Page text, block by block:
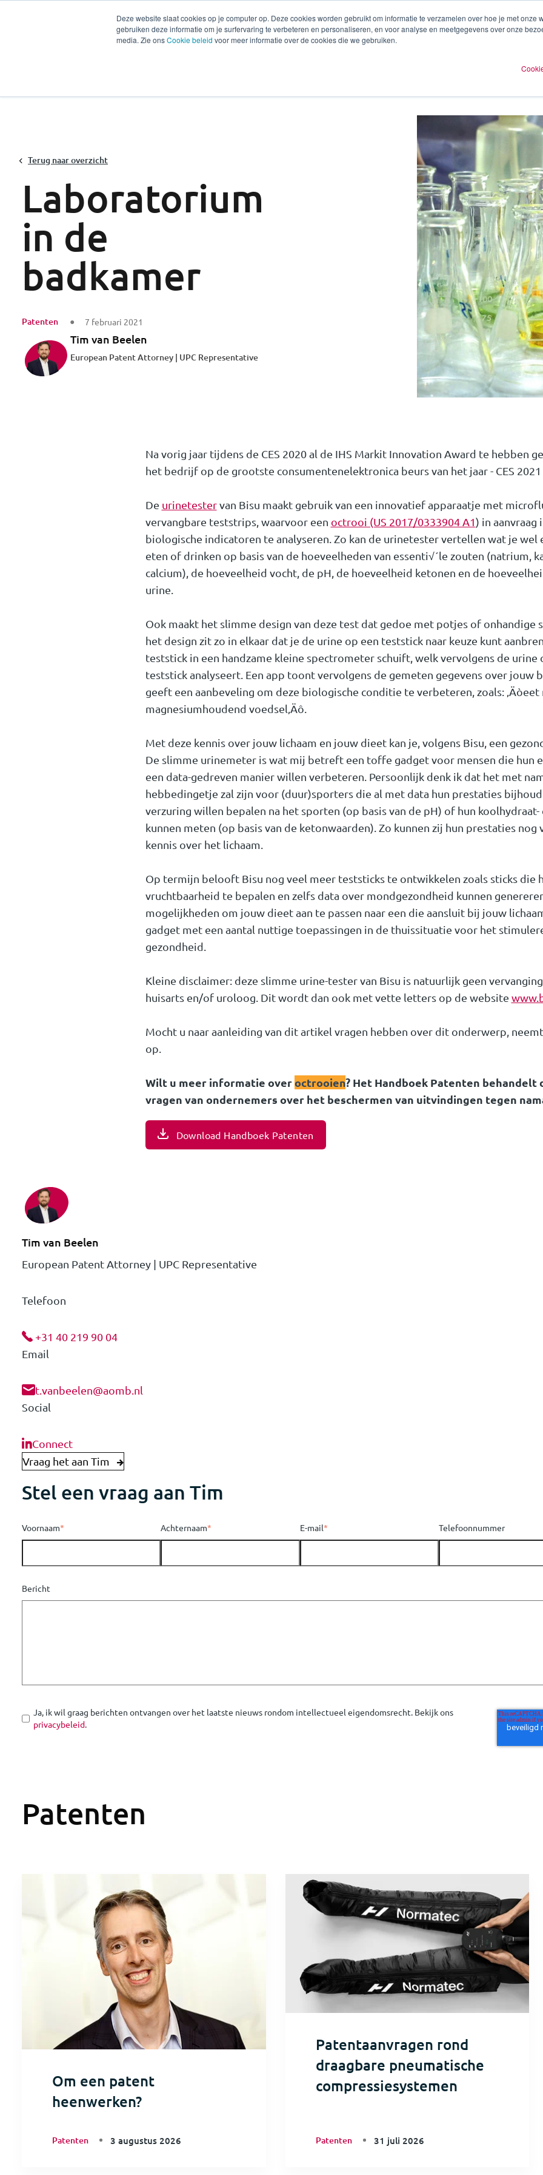
Deze website slaat cookies op je computer op. Deze cookies worden gebruikt om informatie te verzamelen over hoe je met onze
gebruiken deze informatie om je surfervaring te verbeteren en personaliseren, en voor analyse en meetgegevens over onze
media. Zie onsCookie beleid voor meer informatie over de cookies die we gebruiken.
Diensten Sectoren Experts
Terug naar overzicht
Laboratorium
in de
badkamer
Patenten 7 februari 2021
Tim van Beelen
European Patent Attorney | UPC Representative
Na vorig jaar tijdens de CES 2020 al de IHS Markit Innovation Award te hebben
het bedrijf op de grootste consumentenelektronica beurs van het jaar - CES
De urinetestervan Bisu maakt gebruik van een innovatief apparaatje met
vervangbare teststrips, waarvoor een octrooi (US 2017/0333904 A1) in aanvraag
biologische indicatoren te analyseren. Zo kan de urinetester vertellen wat je wel
eten of drinken op basis van de hoeveelheden van essenti√´le zouten (natrium,
calcium), de hoeveelheid vocht, de pH, de hoeveelheid ketonen en de
urine.
Ook maakt het slimme design van deze test dat gedoe met potjes of onhandige
het design zit zo in elkaar dat je de urine op een teststick naar keuze kunt
teststick in een handzame kleine spectrometer schuift, welk vervolgens de urine
teststick analyseert. Een app toont vervolgens de gemeten gegevens over jouw
geeft een aanbeveling om deze biologische conditie te verbeteren, zoals: ‚Äòeet
magnesiumhoudend voedsel‚Äô.
Met deze kennis over jouw lichaam en jouw dieet kan je, volgens Bisu, een
De slimme urinemeter is wat mij betreft een toffe gadget voor mensen die hun
een data-gedreven manier willen verbeteren. Persoonlijk denk ik dat het met
hebbedingetje zal zijn voor (duur)sporters die al met data hun prestaties
verzuring willen bepalen na het sporten (op basis van de pH) of hun
kunnen meten (op basis van de ketonwaarden). Zo kunnen zij hun prestaties
kennis over het lichaam.
Op termijn belooft Bisu nog veel meer teststicks te ontwikkelen zoals sticks die
vruchtbaarheid te bepalen en zelfs data over mondgezondheid kunnen
mogelijkheden om jouw dieet aan te passen naar een die aansluit bij jouw
gadget met een aantal nuttige toepassingen in de thuissituatie voor het
gezondheid.
Kleine disclaimer: deze slimme urine-tester van Bisu is natuurlijk geen
huisarts en/of uroloog. Dit wordt dan ook met vette letters op de website
Mocht u naar aanleiding van dit artikel vragen hebben over dit onderwerp,
op.
Wilt u meer informatie overoctrooien? Het Handboek Patenten behandelt
vragen van ondernemers over het beschermen van uitvindingen tegen
Download Handboek Patenten
Tim van Beelen
European Patent Attorney | UPC Representative
Telefoon
+31 40 219 90 04
Email
t.vanbeelen@aomb.nl
Social
Connect
Vraag het aan Tim
Stel een vraag aan Tim
Voornaam* Achternaam* E-mail* Telefoonnummer
Bericht
Ja, ik wil graag berichten ontvangen over het laatste nieuws rondom intellectueel eigendomsrecht. Bekijk ons
privacybeleid.
Patenten
Om een patent
heenwerken?
Patenten 3 augustus 2026
Patentaanvragen rond
draagbare pneumatische
compressiesystemen
Patenten 31 juli 2026